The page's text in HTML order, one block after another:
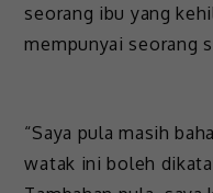
seorang ibu yang
mempunyai seorang
“Saya pula masih
watak ini boleh